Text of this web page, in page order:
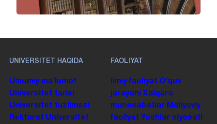
UNIVERSITET HAQIDA
Umumiy maʼlumot
Universitet tarixi
Universitet tuzilmasi
Rektorat Universitet
FAOLIYAT
Ilmiy faoliyat Oʻquv
jarayoni
Xalqaro
munosabatlar Moliyaviy
faoliyat Yoshlar siyosati